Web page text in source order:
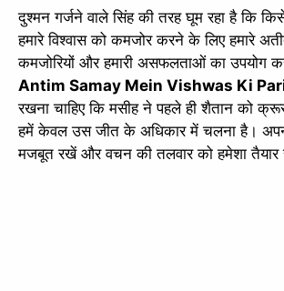
दुश्मन गर्जने वाले सिंह की तरह घूम रहा है कि
हमारे विश्वास को कमजोर करने के लिए हमारे
कमजोरियों और हमारी असफलताओं का उपयोग
Antim Samay Mein Vishwas Ki
रखना चाहिए कि मसीह ने पहले ही शैतान को
हमें केवल उस जीत के अधिकार में चलना है।
मजबूत रखें और वचन की तलवार को हमेशा तैयार